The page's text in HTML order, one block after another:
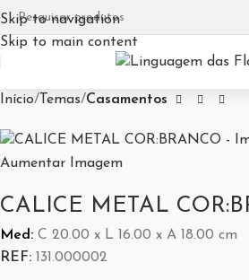
Skip to navigation
Skip to main content
Início Temas Casamentos
Aumentar Imagem
CALICE METAL
Med: C 20.00 x L 16.00 x A 18.00 cm
REF:
131.000002